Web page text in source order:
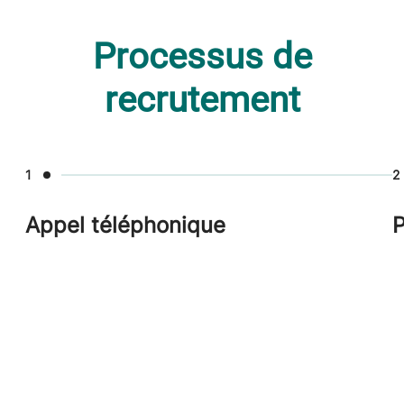
Processus de
recrutement
1
Appel téléphonique
2